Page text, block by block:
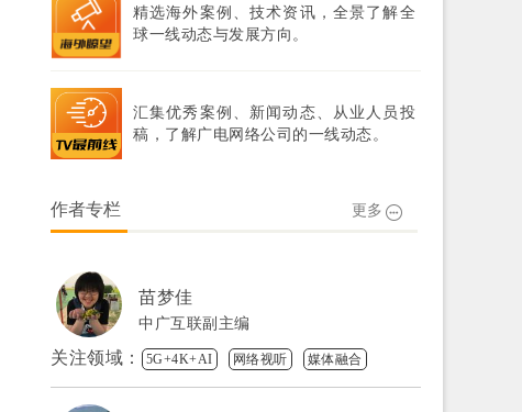
精选海外案例、技术资讯，全景了解全
球一线动态与发展方向。
汇集优秀案例、新闻动态、从业人员投
稿，了解广电网络公司的一线动态。
作者专栏 更多
苗梦佳
中广互联副主编
关注领域： 5G+4K+AI 网络视听 媒体融合